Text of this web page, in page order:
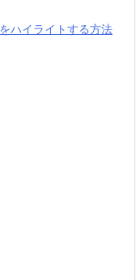
ハイライトする方法